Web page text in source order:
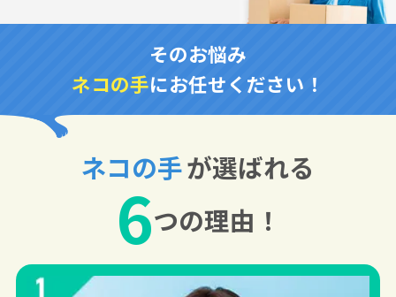
そのお悩み
ネコの手にお任せください！
ネコの手が選ばれる
6つの理由！